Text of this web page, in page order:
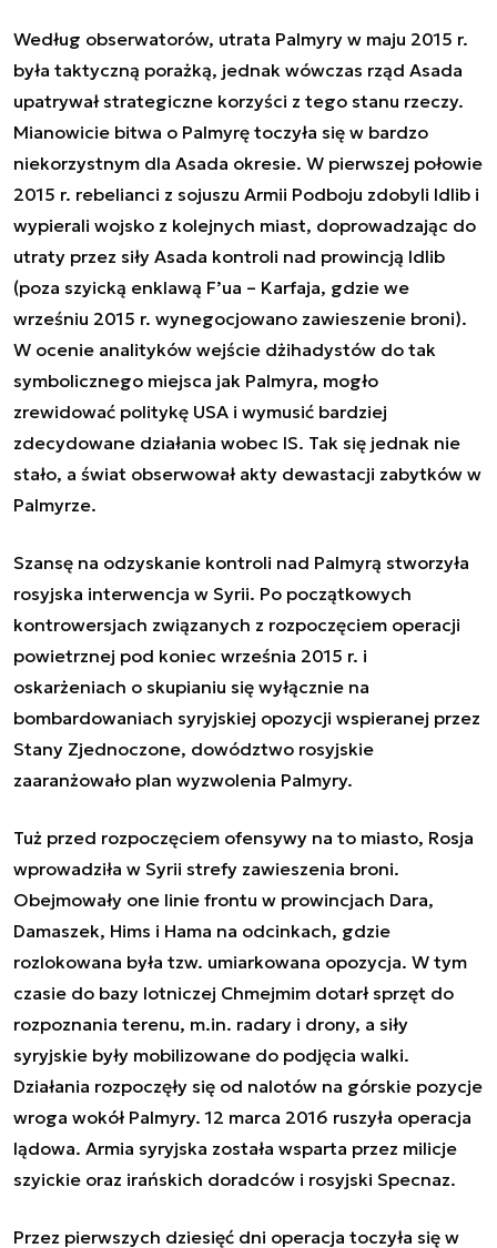
Według obserwatorów, utrata Palmyry w maju 2015 r.
była taktyczną porażką, jednak wówczas rząd Asada
upatrywał strategiczne korzyści z tego stanu rzeczy.
Mianowicie bitwa o Palmyrę toczyła się w bardzo
niekorzystnym dla Asada okresie. W pierwszej połowie
2015 r. rebelianci z sojuszu Armii Podboju zdobyli Idlib i
wypierali wojsko z kolejnych miast, doprowadzając do
utraty przez siły Asada kontroli nad prowincją Idlib
(poza szyicką enklawą F’ua – Karfaja, gdzie we
wrześniu 2015 r. wynegocjowano zawieszenie broni).
W ocenie analityków wejście dżihadystów do tak
symbolicznego miejsca jak Palmyra, mogło
zrewidować politykę USA i wymusić bardziej
zdecydowane działania wobec IS. Tak się jednak nie
stało, a świat obserwował akty dewastacji zabytków w
Palmyrze.
Szansę na odzyskanie kontroli nad Palmyrą stworzyła
rosyjska interwencja w Syrii. Po początkowych
kontrowersjach związanych z rozpoczęciem operacji
powietrznej pod koniec września 2015 r. i
oskarżeniach o skupianiu się wyłącznie na
bombardowaniach syryjskiej opozycji wspieranej przez
Stany Zjednoczone, dowództwo rosyjskie
zaaranżowało plan wyzwolenia Palmyry.
Tuż przed rozpoczęciem ofensywy na to miasto, Rosja
wprowadziła w Syrii strefy zawieszenia broni.
Obejmowały one linie frontu w prowincjach Dara,
Damaszek, Hims i Hama na odcinkach, gdzie
rozlokowana była tzw. umiarkowana opozycja. W tym
czasie do bazy lotniczej Chmejmim dotarł sprzęt do
rozpoznania terenu, m.in. radary i drony, a siły
syryjskie były mobilizowane do podjęcia walki.
Działania rozpoczęły się od nalotów na górskie pozycje
wroga wokół Palmyry. 12 marca 2016 ruszyła operacja
lądowa. Armia syryjska została wsparta przez milicje
szyickie oraz irańskich doradców i rosyjski Specnaz.
Przez pierwszych dziesięć dni operacja toczyła się w